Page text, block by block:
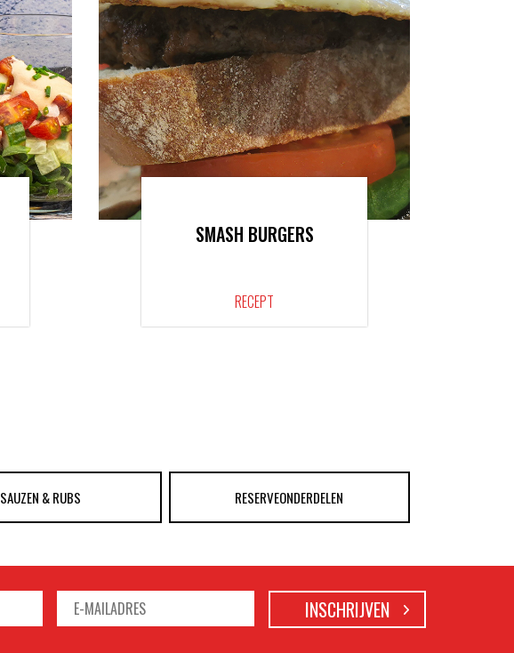
SMASH BURGERS
RECEPT
SAUZEN & RUBS RESERVEONDERDELEN